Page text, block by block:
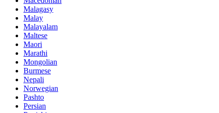
Malagasy
Malay
Malayalam
Maltese
Maori
Marathi
Mongolian
Burmese
Nepali
Norwegian
Pashto
Persian